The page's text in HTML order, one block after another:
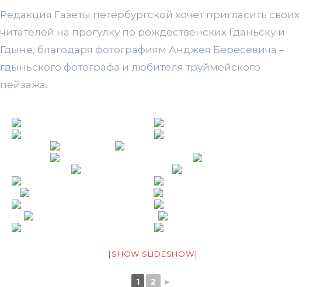
Редакция Газеты петербургской хочет пригласить своих
читателей на прогулку по рождественских Гданьску и
Гдыне, благодаря фотографиям Анджея Бересевича –
гдыньского фотографа и любителя труймейского
пейзажа.
[SHOW SLIDESHOW]
1 2 ►